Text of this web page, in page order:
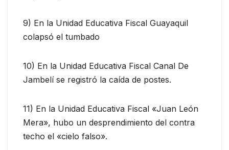
9) En la Unidad Educativa Fiscal Guayaquil
colapsó el tumbado
10) En la Unidad Educativa Fiscal Canal De
Jambelí se registró la caída de postes.
11) En la Unidad Educativa Fiscal «Juan León
Mera», hubo un desprendimiento del contra
techo el «cielo falso».